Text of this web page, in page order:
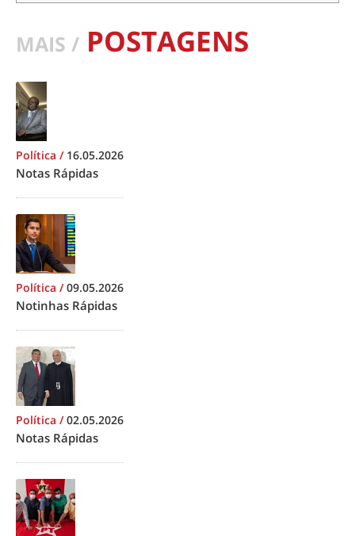
MAIS / POSTAGENS
Política / 16.05.2026
Notas Rápidas
Política /09.05.2026
Notinhas Rápidas
Política /02.05.2026
Notas Rápidas